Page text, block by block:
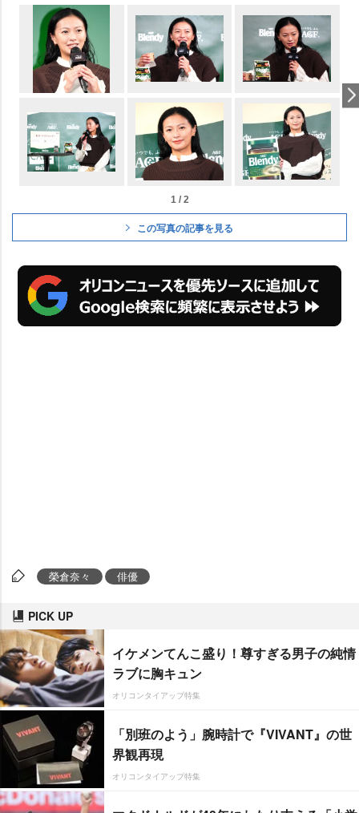
1 / 2
この写真の記事を見る
榮倉奈々 俳優
PICK UP
イケメンてんこ盛り！尊すぎる男子の純情
ラブに胸キュン
オリコンタイアップ特集
「別班のよう」腕時計で『VIVANT』の世
界観再現
オリコンタイアップ特集